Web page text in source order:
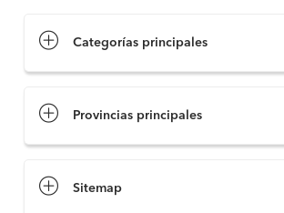
Categorías principales
Provincias principales
Sitemap